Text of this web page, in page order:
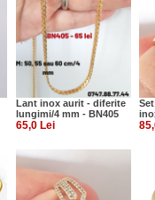
Lant inox aurit - diferite
lungimi/4 mm - BN405
65,0 Lei